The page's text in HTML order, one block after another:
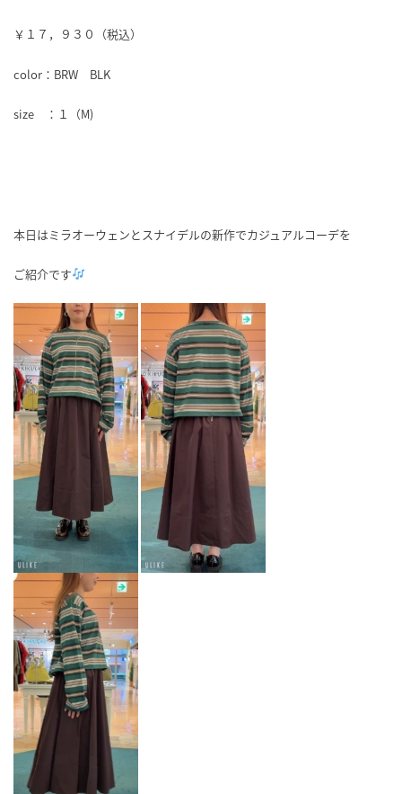
￥１７，９３０（税込）
color：BRW BLK
size ：１（M)
本日はミラオーウェンとスナイデルの新作でカジュアルコーデを
ご紹介です